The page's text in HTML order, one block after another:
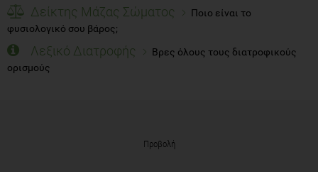
Δείκτης Μάζας Σώματος
Ποιο είναι το
φυσιολογικό σου βάρος;
Λεξικό Διατροφής
Βρες όλους τους διατροφικούς
ορισμούς
Προβολή